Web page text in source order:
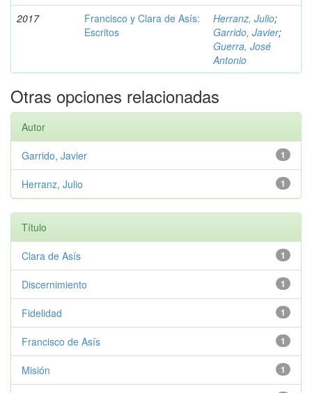
2017
Francisco y Clara de Asís:
Escritos
Herranz, Julio;
Garrido, Javier;
Guerra, José
Antonio
Otras opciones relacionadas
Autor
1
Garrido, Javier
1
Herranz, Julio
Título
1
Clara de Asís
1
Discernimiento
1
Fidelidad
1
Francisco de Asís
1
Misión